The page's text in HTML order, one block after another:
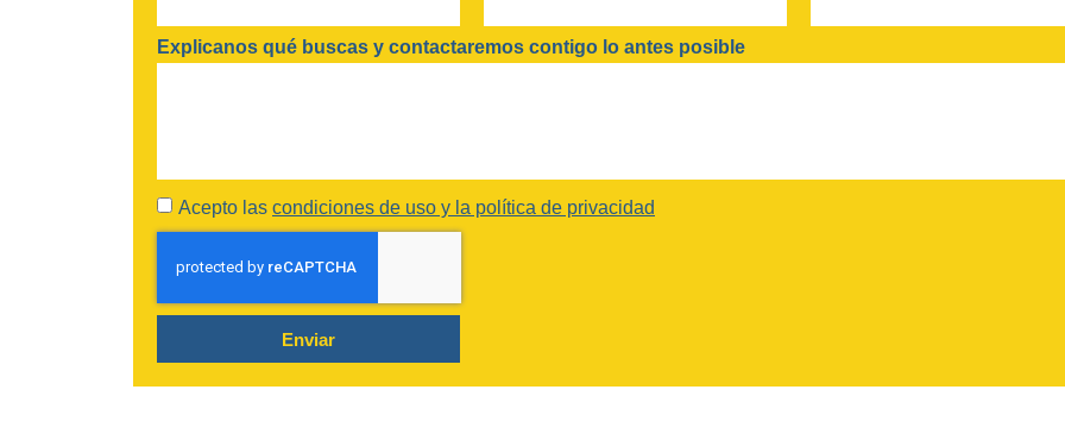
Explicanos qué buscas y contactaremos contigo lo antes posible
Acepto las condiciones de uso y la política de privacidad
Enviar